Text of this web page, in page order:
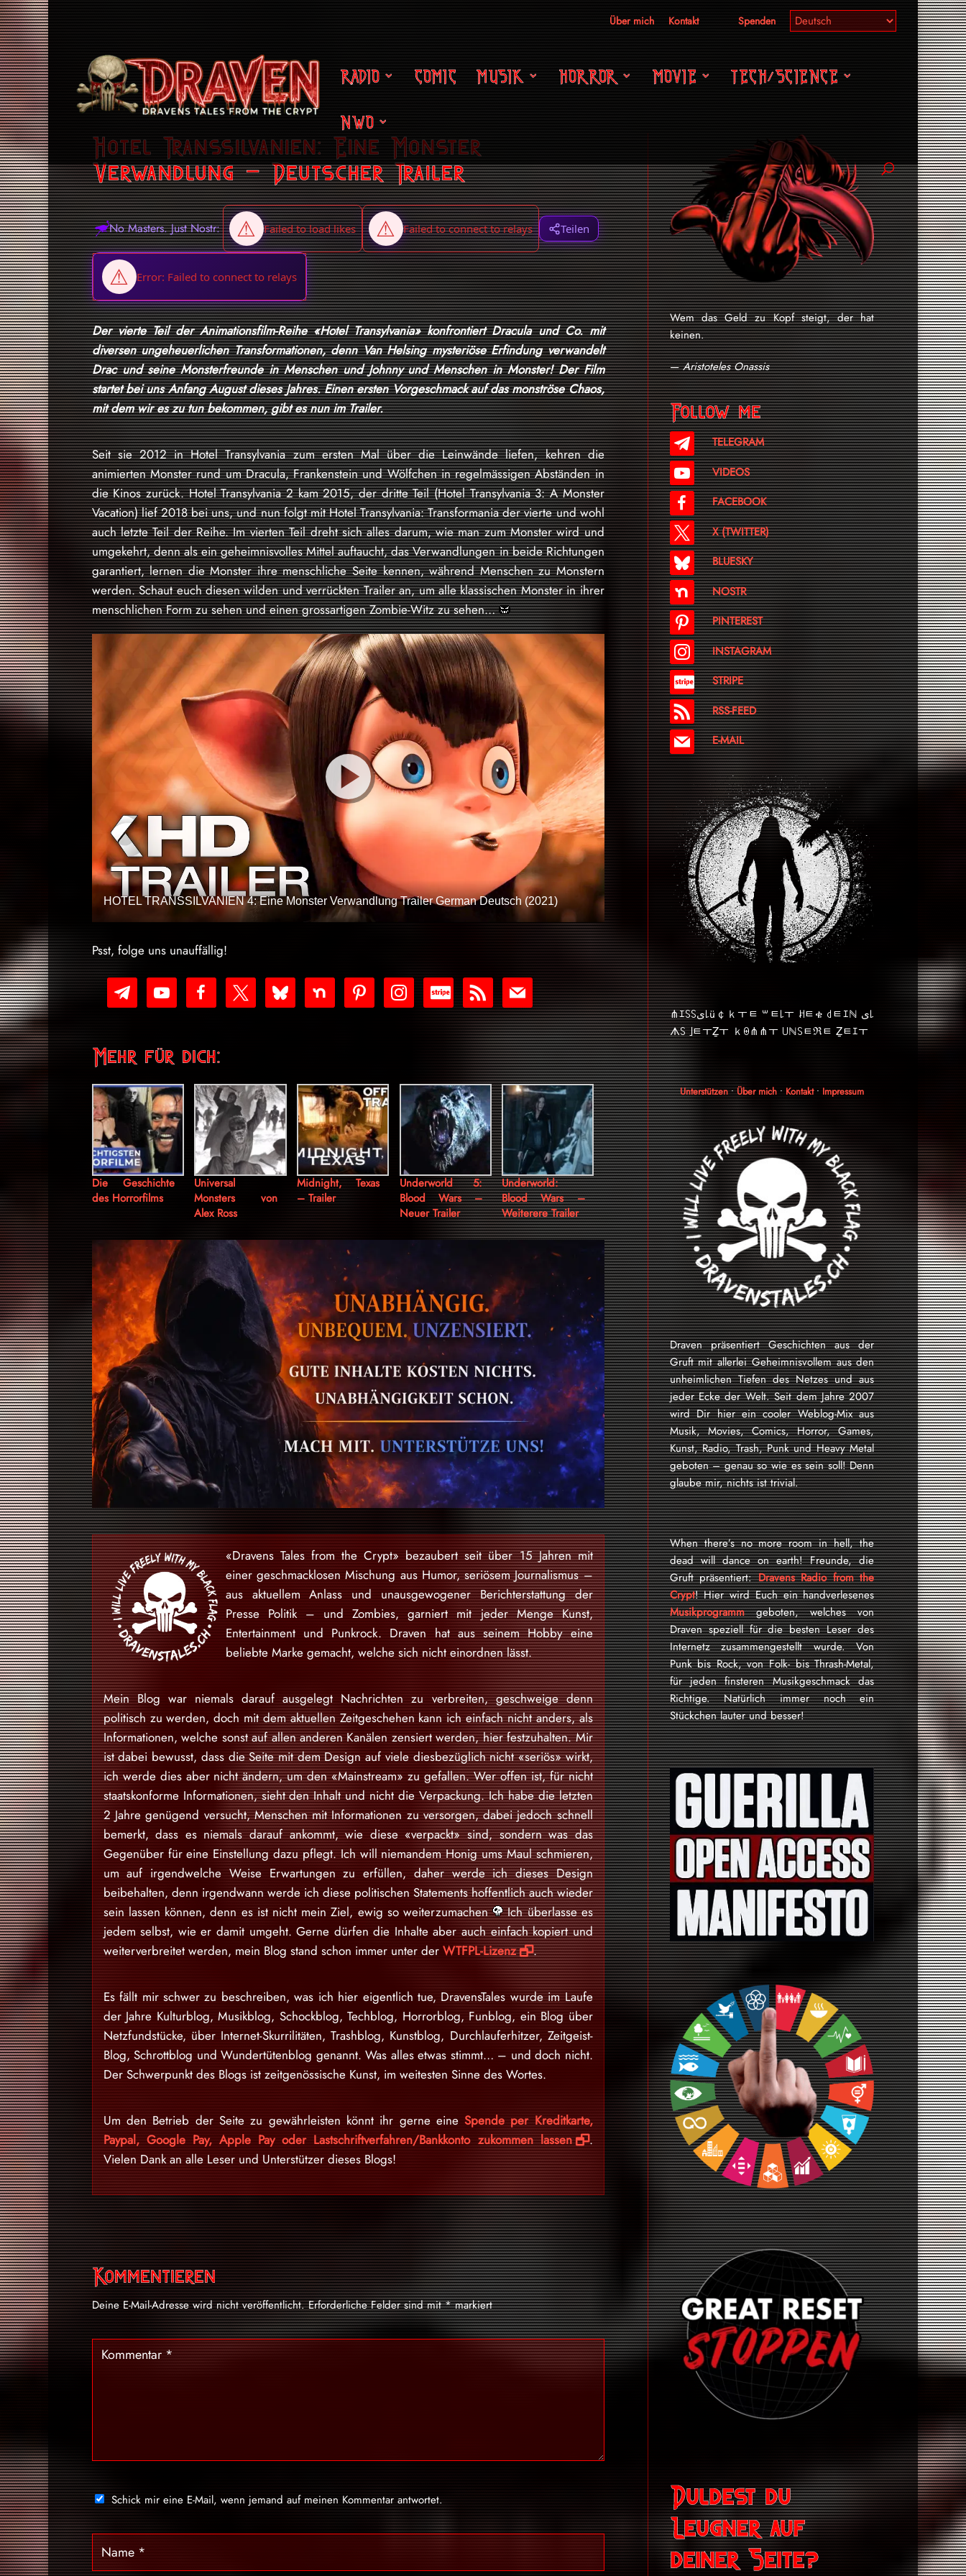
Über mich Kontakt Spenden
RADIO COMIC MUSIK HORROR MOVIE TECH/SCIENCE
NWO
Hotel Transsilvanien: Eine Monster
Verwandlung – Deutscher Trailer
No Masters. Just Nostr: Teilen
Der vierte Teil der Animationsfilm-Reihe «Hotel Transylvania» konfrontiert Dracula und Co. mit
diversen ungeheuerlichen Transformationen, denn Van Helsing mysteriöse Erfindung verwandelt
Drac und seine Monsterfreunde in Menschen und Johnny und Menschen in Monster! Der Film
startet bei uns Anfang August dieses Jahres. Einen ersten Vorgeschmack auf das monströse Chaos,
mit dem wir es zu tun bekommen, gibt es nun im Trailer.
Seit sie 2012 in Hotel Transylvania zum ersten Mal über die Leinwände liefen, kehren die
animierten Monster rund um Dracula, Frankenstein und Wölfchen in regelmässigen Abständen in
die Kinos zurück. Hotel Transylvania 2 kam 2015, der dritte Teil (Hotel Transylvania 3: A Monster
Vacation) lief 2018 bei uns, und nun folgt mit Hotel Transylvania: Transformania der vierte und wohl
auch letzte Teil der Reihe. Im vierten Teil dreht sich alles darum, wie man zum Monster wird und
umgekehrt, denn als ein geheimnisvolles Mittel auftaucht, das Verwandlungen in beide Richtungen
garantiert, lernen die Monster ihre menschliche Seite kennen, während Menschen zu Monstern
werden. Schaut euch diesen wilden und verrückten Trailer an, um alle klassischen Monster in ihrer
menschlichen Form zu sehen und einen grossartigen Zombie-Witz zu sehen…
HOTEL TRANSSILVANIEN 4: Eine Monster Verwandlung Trailer German Deutsch (2021)
Psst, folge uns unauffällig!
telegram
youtube-
play
facebook bluesky nextdoor pinterest instagramcc-
stripe
rss mail
Mehr für dich:
Die Geschichte
des Horrorfilms
Universal
Monsters von
Alex Ross
Midnight, Texas
– Trailer
Underworld 5:
Blood Wars –
Neuer Trailer
Underworld:
Blood Wars –
Weiterere Trailer
«Dravens Tales from the Crypt» bezaubert seit über 15 Jahren mit
einer geschmacklosen Mischung aus Humor, seriösem Journalismus –
aus aktuellem Anlass und unausgewogener Berichterstattung der
Presse Politik – und Zombies, garniert mit jeder Menge Kunst,
Entertainment und Punkrock. Draven hat aus seinem Hobby eine
beliebte Marke gemacht, welche sich nicht einordnen lässt.
Mein Blog war niemals darauf ausgelegt Nachrichten zu verbreiten, geschweige denn
politisch zu werden, doch mit dem aktuellen Zeitgeschehen kann ich einfach nicht anders, als
Informationen, welche sonst auf allen anderen Kanälen zensiert werden, hier festzuhalten. Mir
ist dabei bewusst, dass die Seite mit dem Design auf viele diesbezüglich nicht «seriös» wirkt,
ich werde dies aber nicht ändern, um den «Mainstream» zu gefallen. Wer offen ist, für nicht
staatskonforme Informationen, sieht den Inhalt und nicht die Verpackung. Ich habe die letzten
2 Jahre genügend versucht, Menschen mit Informationen zu versorgen, dabei jedoch schnell
bemerkt, dass es niemals darauf ankommt, wie diese «verpackt» sind, sondern was das
Gegenüber für eine Einstellung dazu pflegt. Ich will niemandem Honig ums Maul schmieren,
um auf irgendwelche Weise Erwartungen zu erfüllen, daher werde ich dieses Design
beibehalten, denn irgendwann werde ich diese politischen Statements hoffentlich auch wieder
sein lassen können, denn es ist nicht mein Ziel, ewig so weiterzumachen
Ich überlasse es
jedem selbst, wie er damit umgeht. Gerne dürfen die Inhalte aber auch einfach kopiert und
weiterverbreitet werden, mein Blog stand schon immer unter der WTFPL-Lizenz .
Es fällt mir schwer zu beschreiben, was ich hier eigentlich tue, DravensTales wurde im Laufe
der Jahre Kulturblog, Musikblog, Schockblog, Techblog, Horrorblog, Funblog, ein Blog über
Netzfundstücke, über Internet-Skurrilitäten, Trashblog, Kunstblog, Durchlauferhitzer, Zeitgeist-
Blog, Schrottblog und Wundertütenblog genannt. Was alles etwas stimmt… – und doch nicht.
Der Schwerpunkt des Blogs ist zeitgenössische Kunst, im weitesten Sinne des Wortes.
Um den Betrieb der Seite zu gewährleisten könnt ihr gerne eineSpende per Kreditkarte,
Paypal, Google Pay, Apple Pay oder Lastschriftverfahren/Bankkonto zukommen lassen
.
Vielen Dank an alle Leser und Unterstützer dieses Blogs!
Kommentieren
Deine E-Mail-Adresse wird nicht veröffentlicht. Erforderliche Felder sind mit*markiert
Schick mir eine E-Mail, wenn jemand auf meinen Kommentar antwortet.
Wem das Geld zu Kopf steigt, der hat
keinen.
—Aristoteles Onassis
Follow me
TELEGRAM
VIDEOS
FACEBOOK
X (TWITTER)
BLUESKY
NOSTR
PINTEREST
INSTAGRAM
STRIPE
RSS-FEED
E-MAIL
⋔ｴ꒚꒚ﻯ꒒ü￠ｋￓﾼ ꒳ﾼ꒒ￓ ꎧﾼቄ ꒯ﾼｴℕ ﻯ꒒
ᗑ꒚ ｣ﾼￓẔￓ ｋꑙ⋔⋔ￓ ꒤ℕ꒚ﾼℜﾼ Ẕﾼｴￓ
Unterstützen•Über mich• Kontakt• Impressum
Draven präsentiert Geschichten aus der
Gruft mit allerlei Geheimnisvollem aus den
unheimlichen Tiefen des Netzes und aus
jeder Ecke der Welt. Seit dem Jahre 2007
wird Dir hier ein cooler Weblog-Mix aus
Musik, Movies, Comics, Horror, Games,
Kunst, Radio, Trash, Punk und Heavy Metal
geboten – genau so wie es sein soll! Denn
glaube mir, nichts ist trivial.
When there’s no more room in hell, the
dead will dance on earth! Freunde, die
Gruft präsentiert:Dravens Radio from the
Crypt! Hier wird Euch ein handverlesenes
Musikprogrammgeboten, welches von
Draven speziell für die besten Leser des
Internetz zu­sammen­ge­stellt wurde. Von
Punk bis Rock, von Folk- bis Thrash-Metal,
für je­den finsteren Mu­sik­ge­schmack das
Rich­tige. Natürlich immer noch ein
Stückchen lauter und besser!
Duldest du
Leugner auf
deiner Seite?